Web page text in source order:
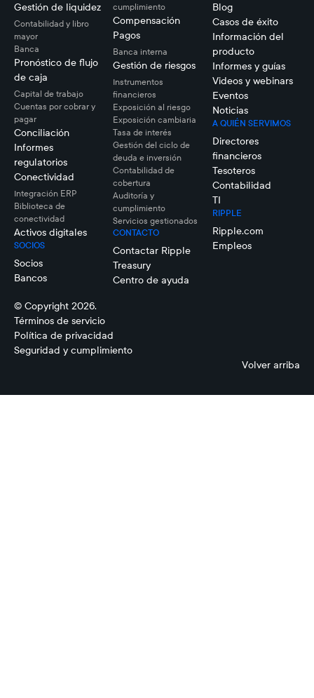
Gestión de liquidez
Contabilidad y libro
mayor
Banca
Pronóstico de flujo
de caja
Capital de trabajo
Cuentas por cobrar y
pagar
Conciliación
Informes
regulatorios
Conectividad
Integración ERP
Biblioteca de
conectividad
Activos digitales
SOCIOS
Socios
Bancos
cumplimiento
Compensación
Pagos
Banca interna
Gestión de riesgos
Instrumentos
financieros
Exposición al riesgo
Exposición cambiaria
Tasa de interés
Gestión del ciclo de
deuda e inversión
Contabilidad de
cobertura
Auditoría y
cumplimiento
Servicios gestionados
CONTACTO
Contactar Ripple
Treasury
Centro de ayuda
Blog
Casos de éxito
Información del
producto
Informes y guías
Videos y webinars
Eventos
Noticias
A QUIÉN SERVIMOS
Directores
financieros
Tesoteros
Contabilidad
TI
RIPPLE
Ripple.com
Empleos
© Copyright 2026.
Términos de servicio
Política de privacidad
Seguridad y cumplimiento
Volver arriba